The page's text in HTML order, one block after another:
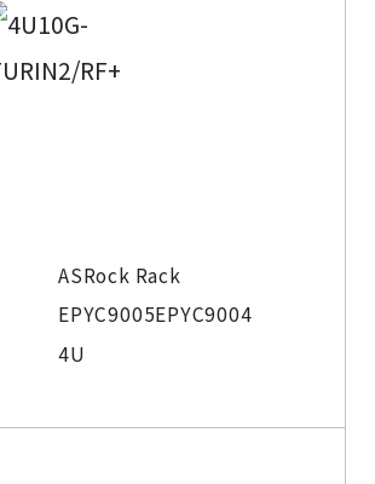
ASRock Rack
EPYC9005EPYC9004
4U